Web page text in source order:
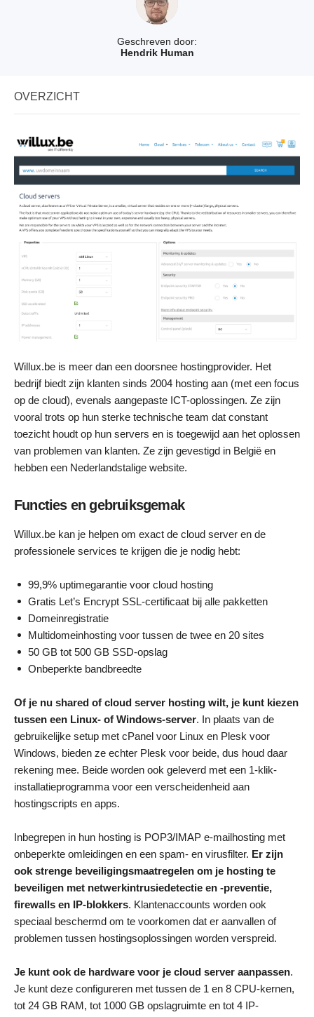
Geschreven door:
Hendrik Human
OVERZICHT
Willux.be is meer dan een doorsnee hostingprovider. Het
bedrijf biedt zijn klanten sinds 2004 hosting aan (met een focus
op de cloud), evenals aangepaste ICT-oplossingen. Ze zijn
vooral trots op hun sterke technische team dat constant
toezicht houdt op hun servers en is toegewijd aan het oplossen
van problemen van klanten. Ze zijn gevestigd in België en
hebben een Nederlandstalige website.
Functies en gebruiksgemak
Willux.be kan je helpen om exact de cloud server en de
professionele services te krijgen die je nodig hebt:
99,9% uptimegarantie voor cloud hosting
Gratis Let’s Encrypt SSL-certificaat bij alle pakketten
Domeinregistratie
Multidomeinhosting voor tussen de twee en 20 sites
50 GB tot 500 GB SSD-opslag
Onbeperkte bandbreedte
Of je nu shared of cloud server hosting wilt, je kunt kiezen
tussen een Linux- of Windows-server. In plaats van de
gebruikelijke setup met cPanel voor Linux en Plesk voor
Windows, bieden ze echter Plesk voor beide, dus houd daar
rekening mee. Beide worden ook geleverd met een 1-klik-
installatieprogramma voor een verscheidenheid aan
hostingscripts en apps.
Inbegrepen in hun hosting is POP3/IMAP e-mailhosting met
onbeperkte omleidingen en een spam- en virusfilter. Er zijn
ook strenge beveiligingsmaatregelen om je hosting te
beveiligen met netwerkintrusiedetectie en -preventie,
firewalls en IP-blokkers. Klantenaccounts worden ook
speciaal beschermd om te voorkomen dat er aanvallen of
problemen tussen hostingsoplossingen worden verspreid.
Je kunt ook de hardware voor je cloud server aanpassen.
Je kunt deze configureren met tussen de 1 en 8 CPU-kernen,
tot 24 GB RAM, tot 1000 GB opslagruimte en tot 4 IP-